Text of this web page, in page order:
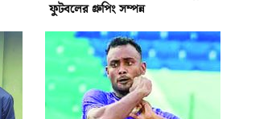
ফুটবলের গ্রুপিং সম্পন্ন